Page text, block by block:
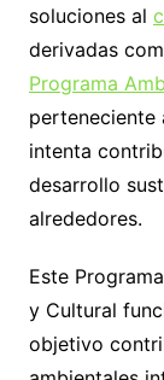
soluciones al
derivadas
Programa
perteneciente
intenta
desarrollo
alrededores.
Este
y Cultural
objetivo